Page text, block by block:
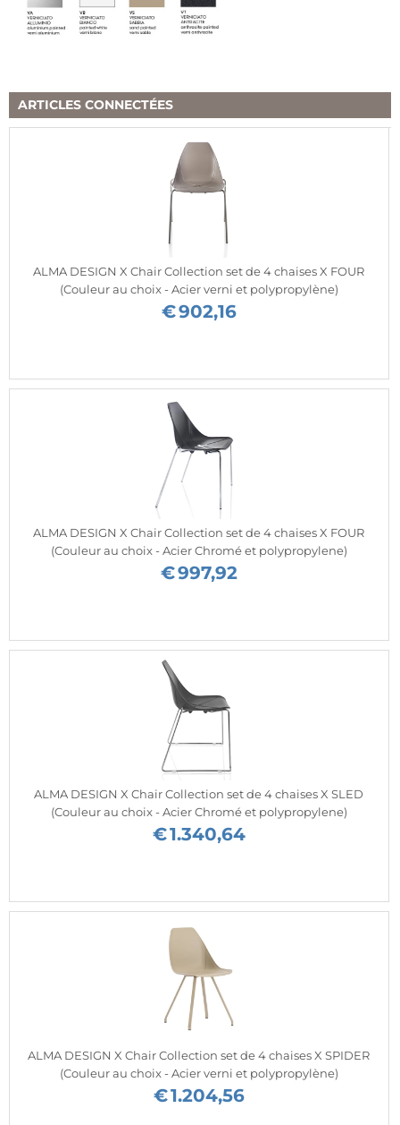
ARTICLES CONNECTÉES
ALMA DESIGN X Chair Collection set de 4 chaises X FOUR
(Couleur au choix - Acier verni et polypropylène)
€902,16
ALMA DESIGN X Chair Collection set de 4 chaises X FOUR
(Couleur au choix - Acier Chromé et polypropylene)
€997,92
ALMA DESIGN X Chair Collection set de 4 chaises X SLED
(Couleur au choix - Acier Chromé et polypropylene)
€1.340,64
ALMA DESIGN X Chair Collection set de 4 chaises X SPIDER
(Couleur au choix - Acier verni et polypropylène)
€1.204,56